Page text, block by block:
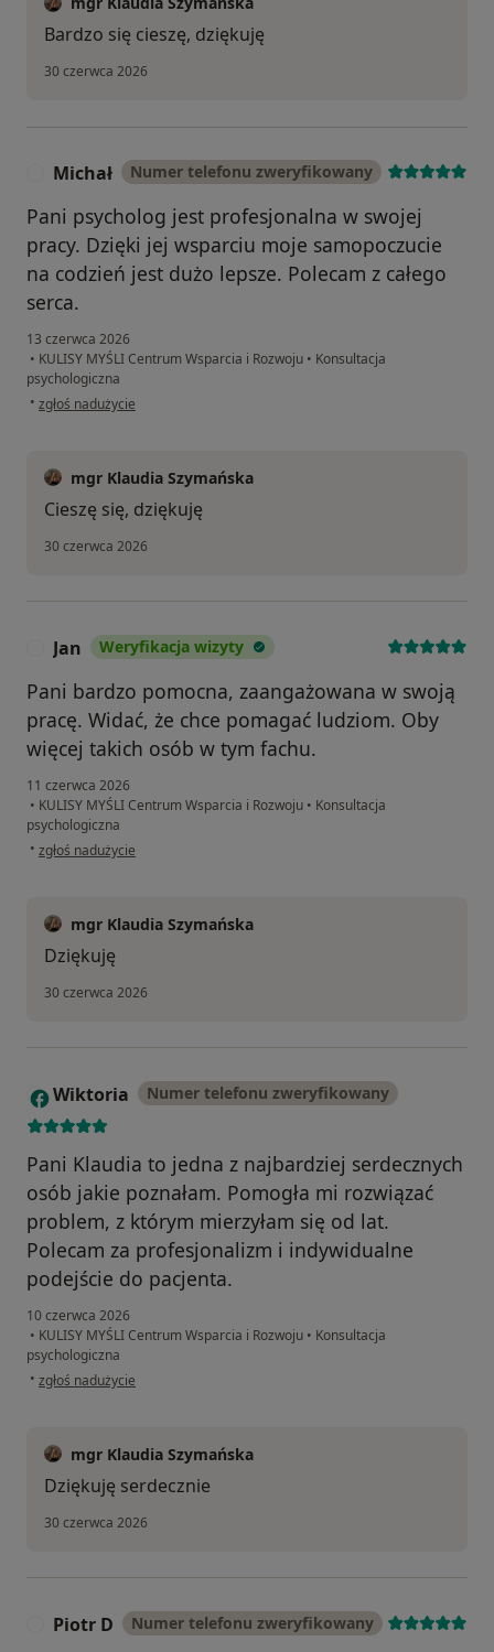
Bardzo się cieszę, dziękuję
30 czerwca 2026
Michał Numer telefonu zweryfikowany
Pani psycholog jest profesjonalna w swojej
pracy. Dzięki jej wsparciu moje samopoczucie
na codzień jest dużo lepsze. Polecam z całego
serca.
13 czerwca 2026
• KULISY MYŚLI Centrum Wsparcia i Rozwoju • Konsultacja
psychologiczna
• w opinii użytkownika Michał
zgłoś nadużycie
mgr Klaudia Szymańska
Cieszę się, dziękuję
30 czerwca 2026
Jan Weryfikacja wizyty
Pani bardzo pomocna, zaangażowana w swoją
pracę. Widać, że chce pomagać ludziom. Oby
więcej takich osób w tym fachu.
11 czerwca 2026
• KULISY MYŚLI Centrum Wsparcia i Rozwoju • Konsultacja
psychologiczna
• w opinii użytkownika Jan
zgłoś nadużycie
mgr Klaudia Szymańska
Dziękuję
30 czerwca 2026
W Wiktoria Numer telefonu zweryfikowany
Pani Klaudia to jedna z najbardziej serdecznych
osób jakie poznałam. Pomogła mi rozwiązać
problem, z którym mierzyłam się od lat.
Polecam za profesjonalizm i indywidualne
podejście do pacjenta.
10 czerwca 2026
• KULISY MYŚLI Centrum Wsparcia i Rozwoju • Konsultacja
psychologiczna
• w opinii użytkownika Wiktoria
zgłoś nadużycie
mgr Klaudia Szymańska
Dziękuję serdecznie
30 czerwca 2026
Piotr D Numer telefonu zweryfikowany